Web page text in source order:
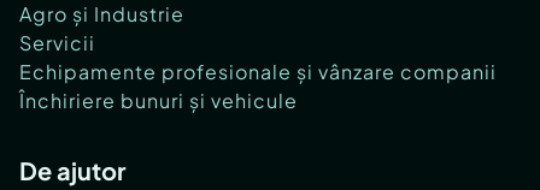
Agro și Industrie
Servicii
Echipamente profesionale și vânzare companii
Închiriere bunuri și vehicule
De ajutor